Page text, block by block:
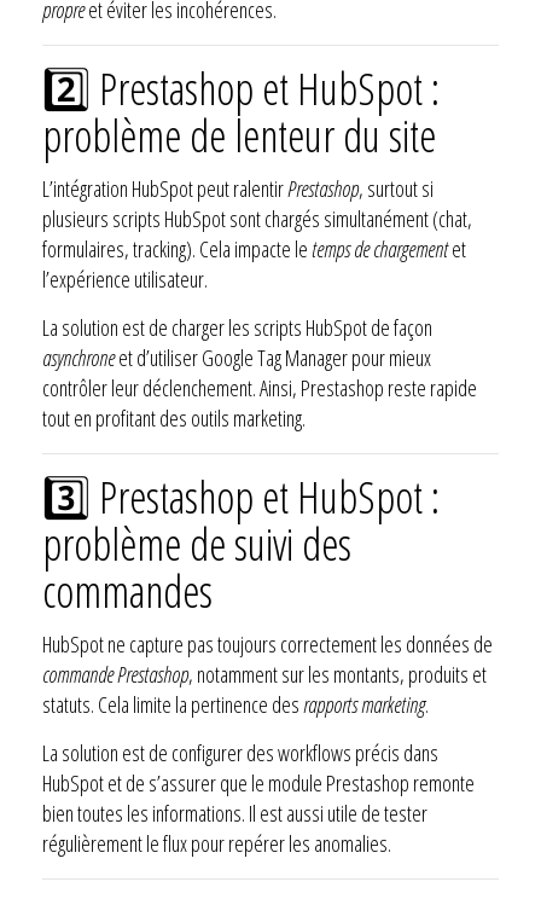
propreet éviter les incohérences.
2️⃣ Prestashop et HubSpot :
problème de lenteur du site
L’intégration HubSpot peut ralentirPrestashop, surtout si
plusieurs scripts HubSpot sont chargés simultanément (chat,
formulaires, tracking). Cela impacte letemps de chargementet
l’expérience utilisateur.
La solution est de charger les scripts HubSpot de façon
asynchroneet d’utiliser Google Tag Manager pour mieux
contrôler leur déclenchement. Ainsi, Prestashop reste rapide
tout en profitant des outils marketing.
3️⃣ Prestashop et HubSpot :
problème de suivi des
commandes
HubSpot ne capture pas toujours correctement les données de
commande Prestashop, notamment sur les montants, produits et
statuts. Cela limite la pertinence des rapports marketing.
La solution est de configurer des workflows précis dans
HubSpot et de s’assurer que le module Prestashop remonte
bien toutes les informations. Il est aussi utile de tester
régulièrement le flux pour repérer les anomalies.